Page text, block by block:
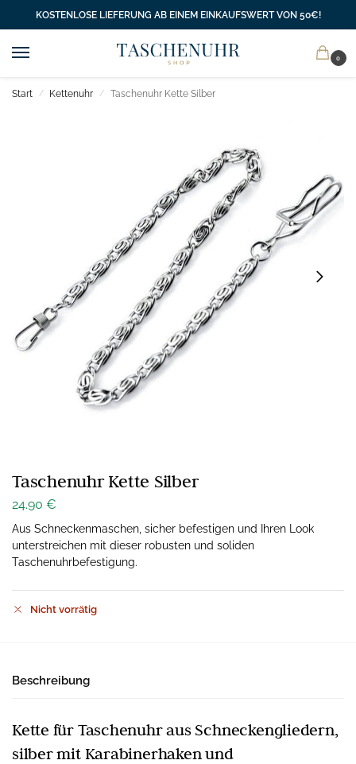
KOSTENLOSE LIEFERUNG AB EINEM EINKAUFSWERT VON 50€!
0
Start / Kettenuhr / Taschenuhr Kette Silber
Taschenuhr Kette Silber
24.90 €
Aus Schneckenmaschen, sicher befestigen und Ihren Look
unterstreichen mit dieser robusten und soliden
Taschenuhrbefestigung.
Nicht vorrätig
Beschreibung
Kette für Taschenuhr aus Schneckengliedern,
silber mit Karabinerhaken und